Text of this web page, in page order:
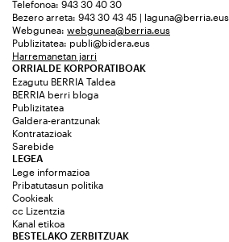
Telefonoa: 943 30 40 30
Bezero arreta: 943 30 43 45 | laguna@berria.eus
Webgunea: webgunea@berria.eus
Publizitatea: publi@bidera.eus
Harremanetan jarri
ORRIALDE KORPORATIBOAK
Ezagutu BERRIA Taldea
BERRIA berri bloga
Publizitatea
Galdera-erantzunak
Kontratazioak
Sarebide
LEGEA
Lege informazioa
Pribatutasun politika
Cookieak
cc Lizentzia
Kanal etikoa
BESTELAKO ZERBITZUAK